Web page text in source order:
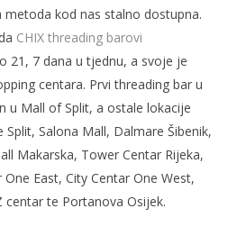
kod nas stalno dostupna.
CHIX threading barovi
21, 7 dana u tjednu, a svoje je
centara. Prvi threading bar u
u Mall of Split, a ostale lokacije
Split, Salona Mall, Dalmare Šibenik,
Makarska, Tower Centar Rijeka,
East, City Centar One West,
centar te Portanova Osijek.